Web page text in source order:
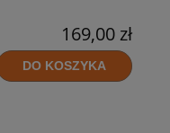
169,00 zł
DO KOSZYKA